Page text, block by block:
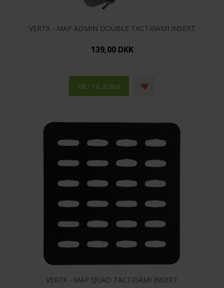
VERTX - MAP ADMIN DOUBLE TACTIGAMI INSERT
139,00 DKK
VERTX - MAP QUAD TACTIGAMI INSERT